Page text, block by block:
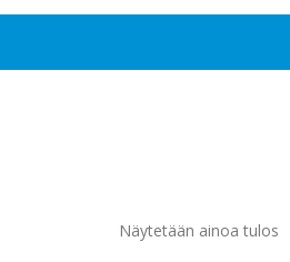
Näytetään ainoa tulos